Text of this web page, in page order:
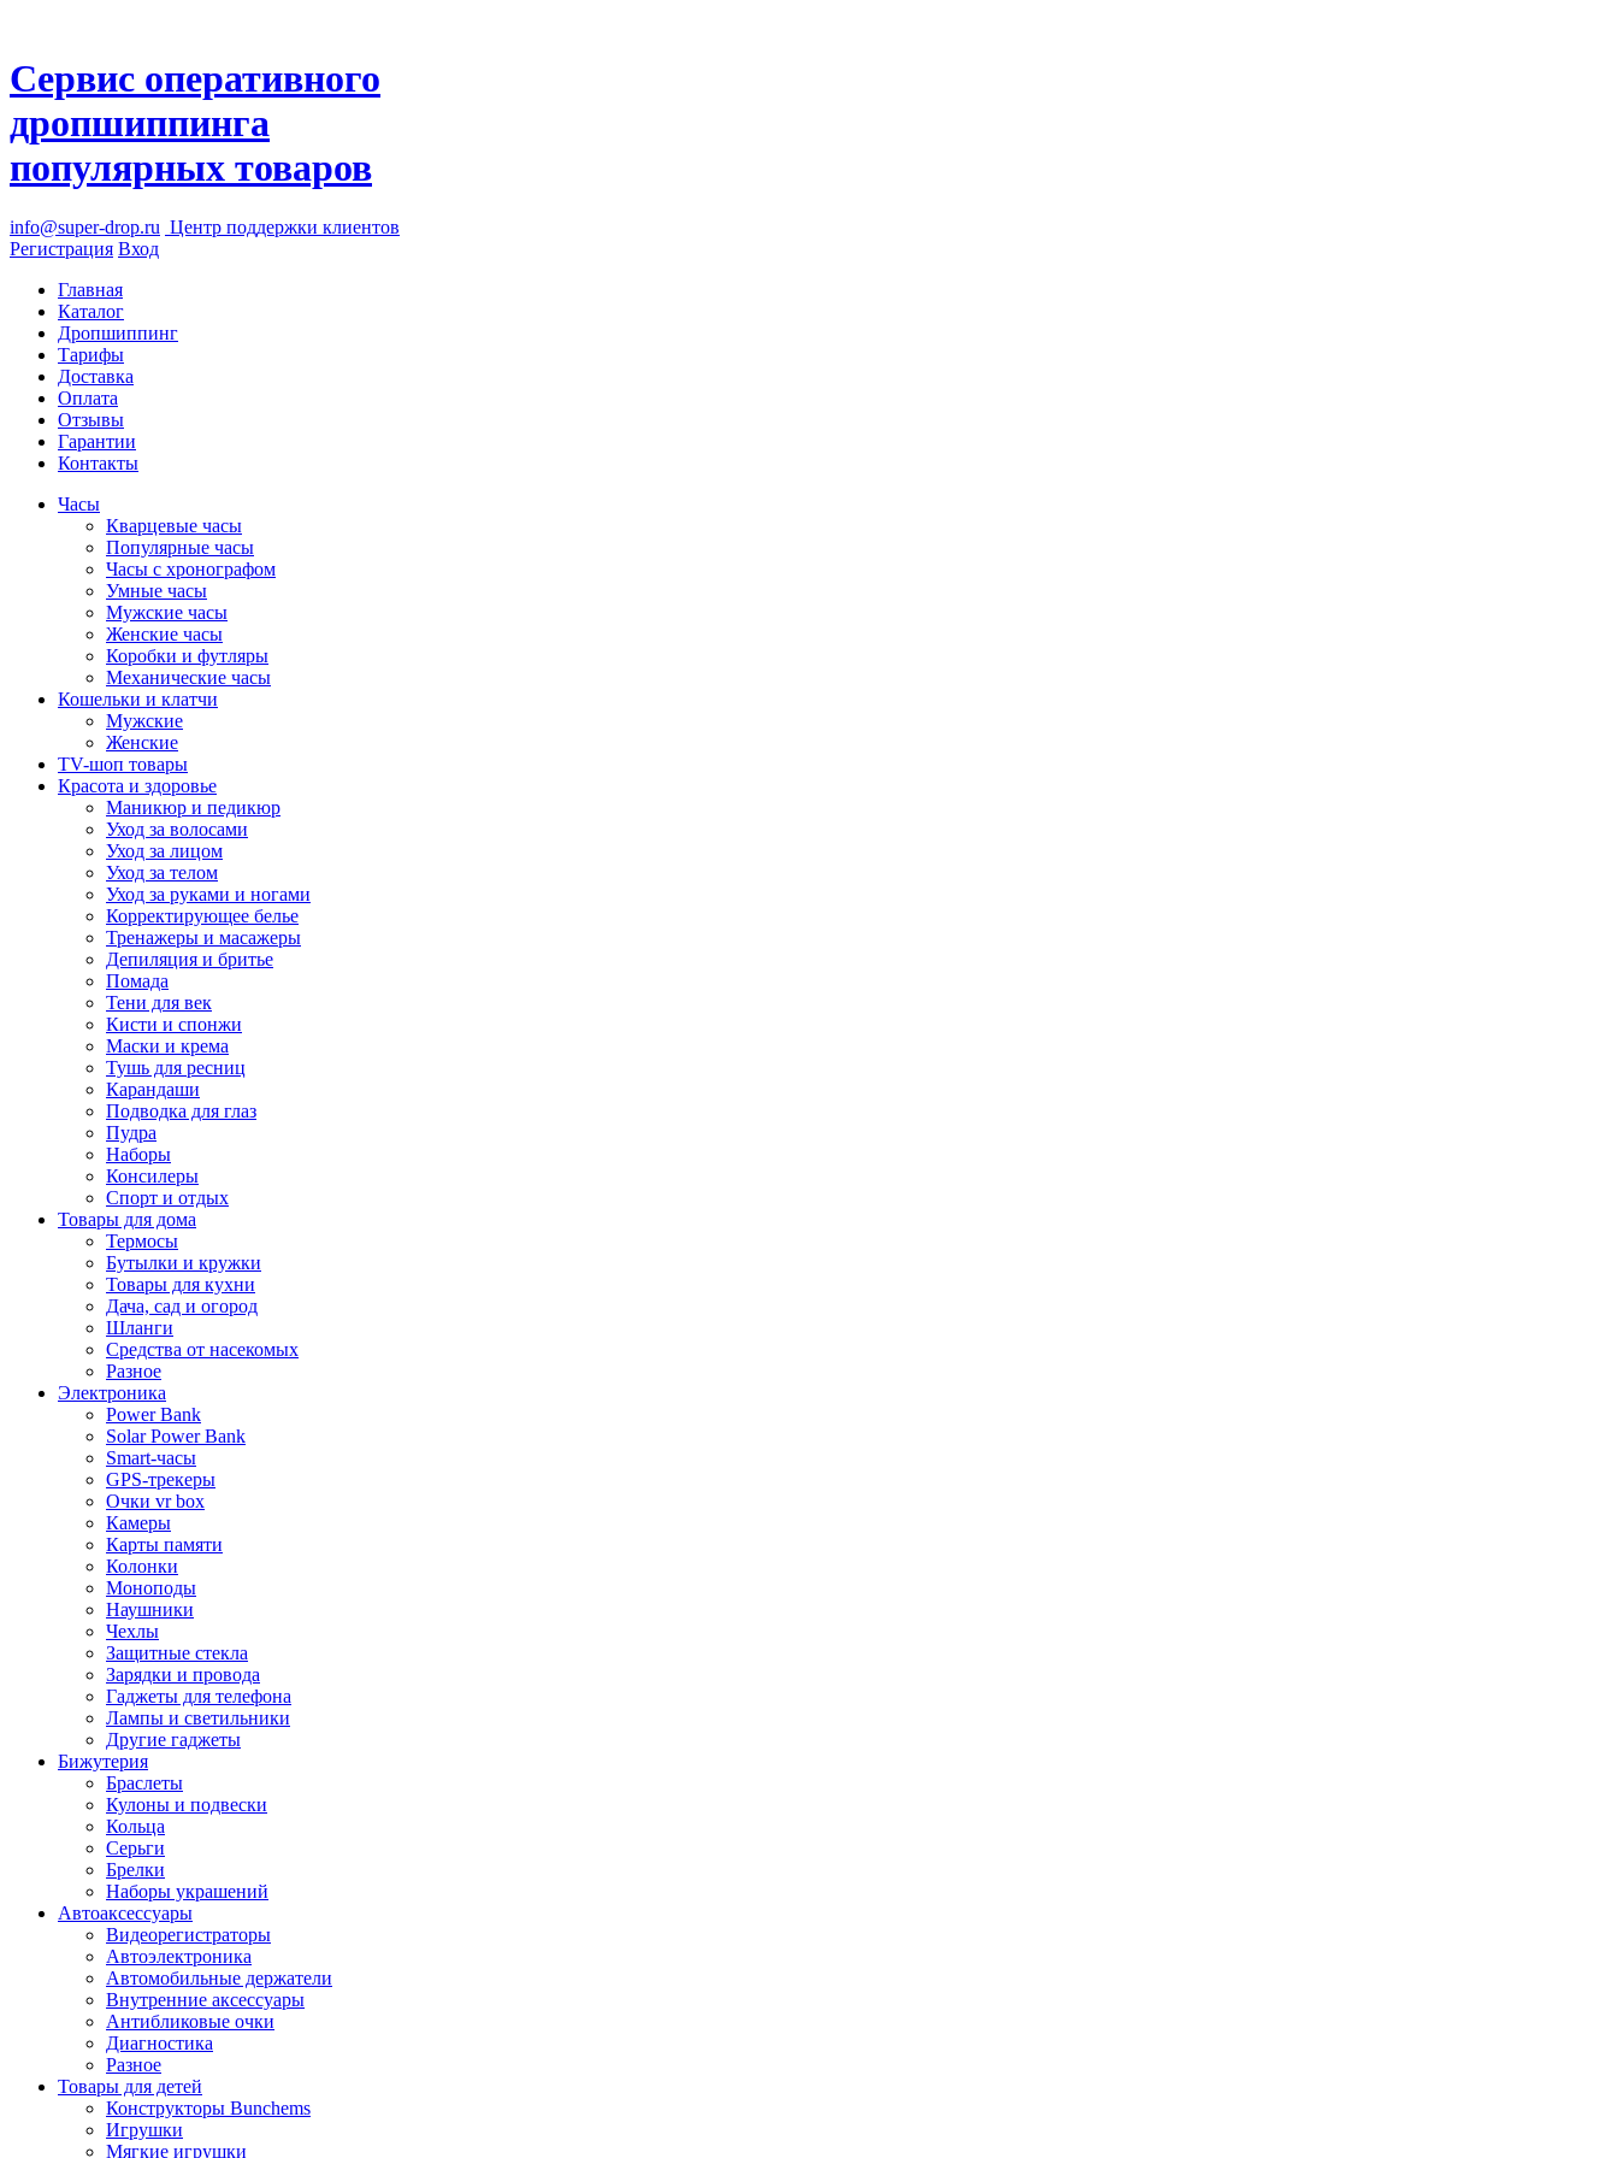
Сервис оперативного
дропшиппинга
популярных товаров
info@super-drop.ru Центр поддержки клиентов
Регистрация Вход
Главная
Каталог
Дропшиппинг
Тарифы
Доставка
Оплата
Отзывы
Гарантии
Контакты
Часы
Кварцевые часы
Популярные часы
Часы с хронографом
Умные часы
Мужские часы
Женские часы
Коробки и футляры
Механические часы
Кошельки и клатчи
Мужские
Женские
TV-шоп товары
Красота и здоровье
Маникюр и педикюр
Уход за волосами
Уход за лицом
Уход за телом
Уход за руками и ногами
Корректирующее белье
Тренажеры и масажеры
Депиляция и бритье
Помада
Тени для век
Кисти и спонжи
Маски и крема
Тушь для ресниц
Карандаши
Подводка для глаз
Пудра
Наборы
Консилеры
Спорт и отдых
Товары для дома
Термосы
Бутылки и кружки
Товары для кухни
Дача, сад и огород
Шланги
Средства от насекомых
Разное
Электроника
Power Bank
Solar Power Bank
Smart-часы
GPS-трекеры
Очки vr box
Камеры
Карты памяти
Колонки
Моноподы
Наушники
Чехлы
Защитные стекла
Зарядки и провода
Гаджеты для телефона
Лампы и светильники
Другие гаджеты
Бижутерия
Браслеты
Кулоны и подвески
Кольца
Серьги
Брелки
Наборы украшений
Автоаксессуары
Видеорегистраторы
Автоэлектроника
Автомобильные держатели
Внутренние аксессуары
Антибликовые очки
Диагностика
Разное
Товары для детей
Конструкторы Bunchems
Игрушки
Мягкие игрушки